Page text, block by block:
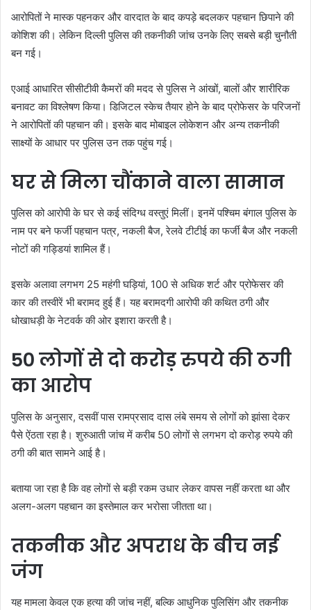
आरोपितों ने मास्क पहनकर और वारदात के बाद कपड़े बदलकर पहचान छिपाने की
कोशिश की। लेकिन दिल्ली पुलिस की तकनीकी जांच उनके लिए सबसे बड़ी चुनौती
बन गई।
एआई आधारित सीसीटीवी कैमरों की मदद से पुलिस ने आंखों, बालों और शारीरिक
बनावट का विश्लेषण किया। डिजिटल स्केच तैयार होने के बाद प्रोफेसर के परिजनों
ने आरोपितों की पहचान की। इसके बाद मोबाइल लोकेशन और अन्य तकनीकी
साक्ष्यों के आधार पर पुलिस उन तक पहुंच गई।
घर से मिला चौंकाने वाला सामान
पुलिस को आरोपी के घर से कई संदिग्ध वस्तुएं मिलीं। इनमें पश्चिम बंगाल पुलिस के
नाम पर बने फर्जी पहचान पत्र, नकली बैज, रेलवे टीटीई का फर्जी बैज और नकली
नोटों की गड्डियां शामिल हैं।
इसके अलावा लगभग 25 महंगी घड़ियां, 100 से अधिक शर्ट और प्रोफेसर की
कार की तस्वीरें भी बरामद हुई हैं। यह बरामदगी आरोपी की कथित ठगी और
धोखाधड़ी के नेटवर्क की ओर इशारा करती है।
50 लोगों से दो करोड़ रुपये की ठगी
का आरोप
पुलिस के अनुसार, दसवीं पास रामप्रसाद दास लंबे समय से लोगों को झांसा देकर
पैसे ऐंठता रहा है। शुरुआती जांच में करीब 50 लोगों से लगभग दो करोड़ रुपये की
ठगी की बात सामने आई है।
बताया जा रहा है कि वह लोगों से बड़ी रकम उधार लेकर वापस नहीं करता था और
अलग-अलग पहचान का इस्तेमाल कर भरोसा जीतता था।
तकनीक और अपराध के बीच नई
जंग
यह मामला केवल एक हत्या की जांच नहीं, बल्कि आधुनिक पुलिसिंग और तकनीक